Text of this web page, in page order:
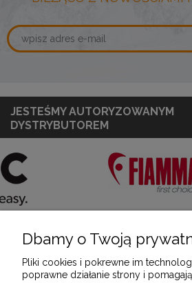
JESTEŚMY AUTORYZOWANYM
DYSTRYBUTOREM
POMOC
Dbamy o Twoją
Pliki cookies i pokrewne im
poprawne działanie strony i